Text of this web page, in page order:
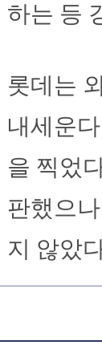
하는 등
롯데는
내세운
을 찍었
판했으
지 않았